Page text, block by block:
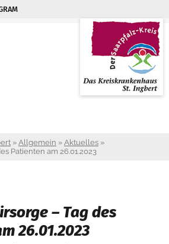
» Allgemein » Aktuelles »
Patienten am 26.01.2023
– Tag des
26.01.2023